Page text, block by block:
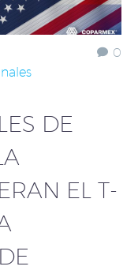
0
DE
EL T-